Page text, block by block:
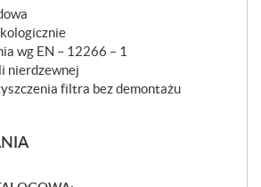
wg EN – 12266 – 1
nierdzewnej
filtra bez demontażu